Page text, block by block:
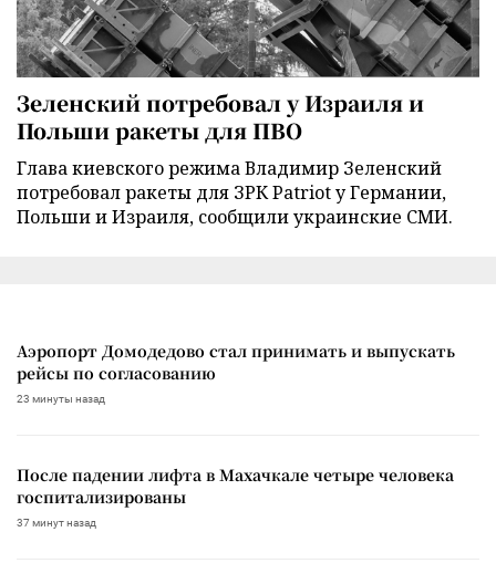
Зеленский потребовал у Израиля и
Польши ракеты для ПВО
Глава киевского режима Владимир Зеленский
потребовал ракеты для ЗРК Patriot у Германии,
Польши и Израиля, сообщили украинские СМИ.
Аэропорт Домодедово стал принимать и выпускать
рейсы по согласованию
23 минуты назад
После падении лифта в Махачкале четыре человека
госпитализированы
37 минут назад